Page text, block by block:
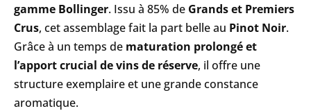
gamme Bollinger. Issu à 85% de Grands et Premiers
Crus, cet assemblage fait la part belle au Pinot Noir.
Grâce à un temps de maturation prolongé et
l’apport crucial de vins de réserve, il offre une
structure exemplaire et une grande constance
aromatique.